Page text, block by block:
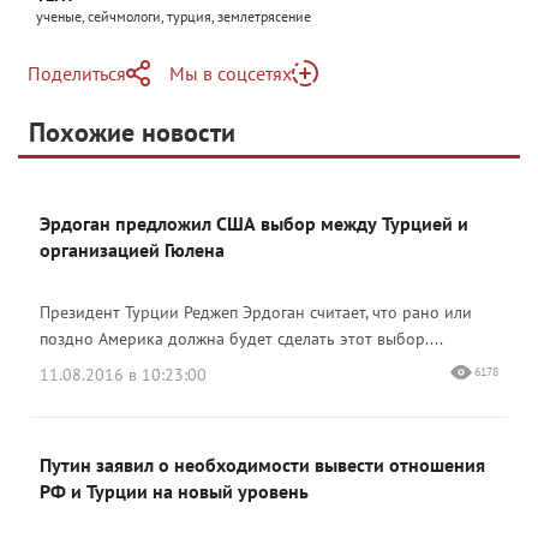
ученые, сейчмологи, турция, землетрясение
Поделиться
Telegram
Одноклассники
Мы в соцсетях
Яндекс Дзен
Похожие новости
Эрдоган предложил США выбор между Турцией и
организацией Гюлена
Президент Турции Реджеп Эрдоган считает, что рано или
поздно Америка должна будет сделать этот выбор....
11.08.2016 в 10:23:00
6178
Путин заявил о необходимости вывести отношения
РФ и Турции на новый уровень